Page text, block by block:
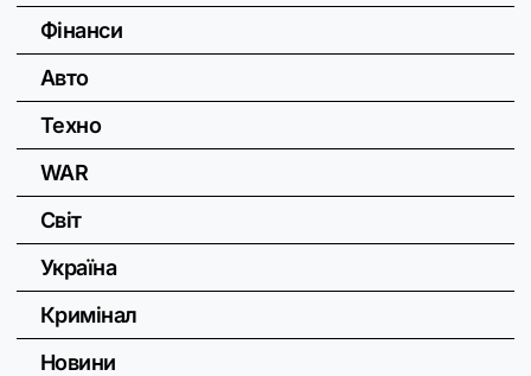
Фінанси
Авто
Техно
WAR
Світ
Україна
Кримінал
Новини